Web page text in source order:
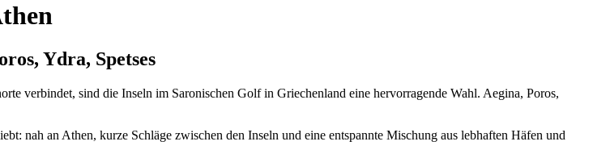
Ydra, Spetses
verbindet, sind die Inseln im Saronischen Golf in Griechenland eine hervorragende Wahl. Aegina, Poros,
nah an Athen, kurze Schläge zwischen den Inseln und eine entspannte Mischung aus lebhaften Häfen und